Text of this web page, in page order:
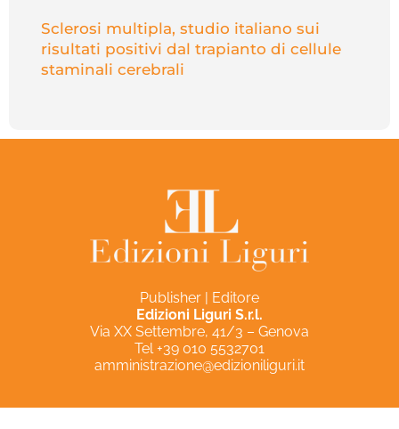
Sclerosi multipla, studio italiano sui
risultati positivi dal trapianto di cellule
staminali cerebrali
Publisher | Editore
Edizioni Liguri S.r.l.
Via XX Settembre, 41/3 – Genova
Tel +39 010 5532701
amministrazione@edizioniliguri.it
Privacy Policy